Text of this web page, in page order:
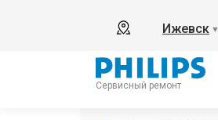
Ижевск ▼
Сервисный ремонт